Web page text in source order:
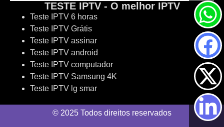
TESTE IPTV - O melhor IPTV
Teste IPTV 6 horas
Teste IPTV Grátis
Teste IPTV assinar
Teste IPTV android
Teste IPTV computador
Teste IPTV Samsung 4K
Teste IPTV lg smar
© 2025 Todos direitos reservados